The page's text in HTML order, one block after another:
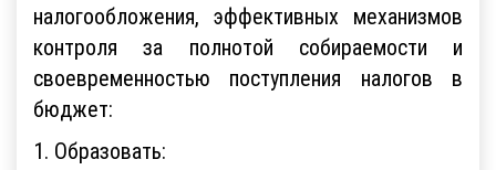
налогообложения, эффективных механизмов
контроля за полнотой собираемости и
своевременностью поступления налогов в
бюджет:
1. Образовать: